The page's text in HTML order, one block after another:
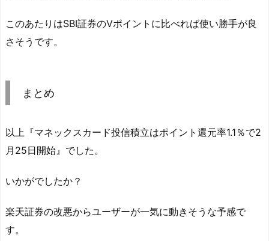
このあたりはSBI証券のVポイントに比べれば使い勝手が良
さそうです。
まとめ
以上『マネックスカード投信積立はポイント還元率1.1％で2
月25日開始』でした。
いかがでしたか？
楽天証券の改悪からユーザーが一気に動きそうな予感で
す。